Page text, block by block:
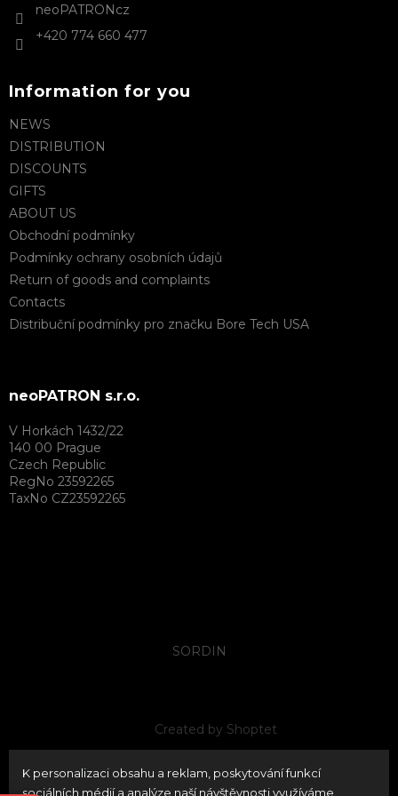
K personalizaci obsahu a reklam, poskytování funkcí
sociálních médií a analýze naší návštěvnosti využíváme
neoPATRONcz
+420 774 660 477
Information for you
NEWS
DISTRIBUTION
DISCOUNTS
GIFTS
ABOUT US
Obchodní podmínky
Podmínky ochrany osobních údajů
Return of goods and complaints
Contacts
Distribuční podmínky pro značku Bore Tech USA
neoPATRON s.r.o.
V Horkách 1432/22
140 00 Prague
Czech Republic
RegNo 23592265
TaxNo CZ23592265
SORDIN
Created by Shoptet
Copyright 2026neoPATRON . All rights reserved.